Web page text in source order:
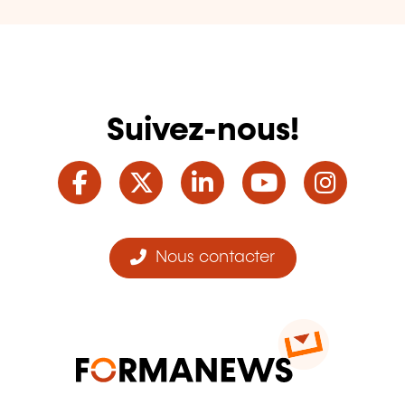
Suivez-nous!
Facebook
TwitterLinkedInYouTube
Nous contacter